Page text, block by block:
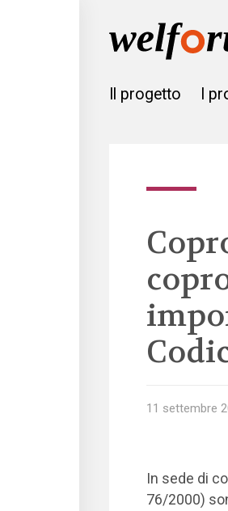
Il progetto I
11 settembre
In sede di
76/2000)